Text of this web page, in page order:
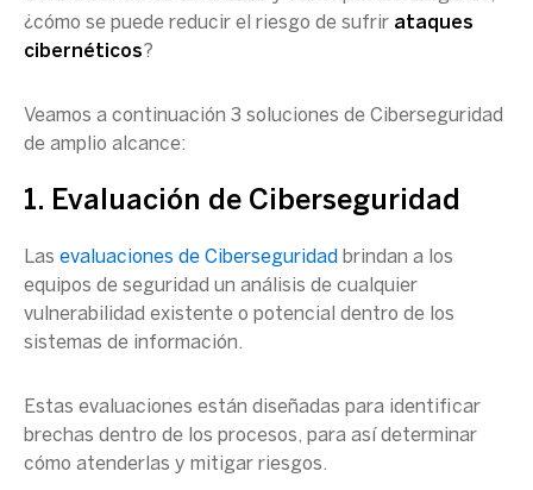
¿cómo se puede reducir el riesgo de sufrir ataques
cibernéticos?
Veamos a continuación 3 soluciones de Ciberseguridad
de amplio alcance:
1. Evaluación de Ciberseguridad
Las evaluaciones de Ciberseguridad brindan a los
equipos de seguridad un análisis de cualquier
vulnerabilidad existente o potencial dentro de los
sistemas de información.
Estas evaluaciones están diseñadas para identificar
brechas dentro de los procesos, para así determinar
cómo atenderlas y mitigar riesgos.